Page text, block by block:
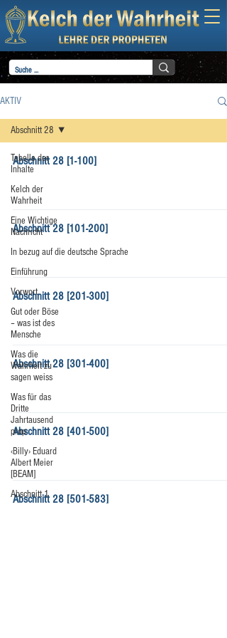
AKTIV
Tabelle der
Inhalte
Kelch der
Wahrheit
Eine Wichtige
Nachricht
In bezug auf die deutsche Sprache
Einführung
Vorwort
Gut oder Böse
– was ist des
Mensche
Was die
Wahrheit zu
sagen weiss
Was für das
Dritte
Jahrtausend
prop
‹Billy› Eduard
Albert Meier
[BEAM]
Abschnitt 1
Abschnitt 28
Abschnitt 28 [1-100]
Abschnitt 28 [101-200]
Abschnitt 28 [201-300]
Abschnitt 28 [301-400]
Abschnitt 28 [401-500]
Abschnitt 28 [501-583]